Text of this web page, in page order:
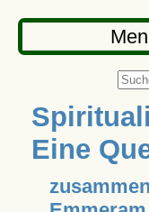
Eine